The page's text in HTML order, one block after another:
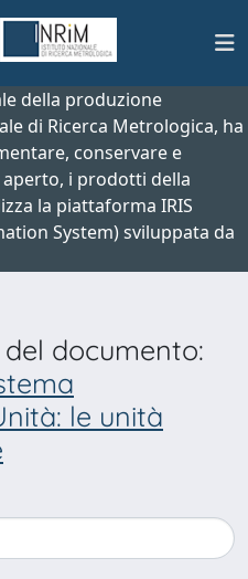
della produzione
di Ricerca Metrologica, ha
conservare e
aperto, i prodotti della
la piattaforma IRIS
System) sviluppata da
documento:
le unità